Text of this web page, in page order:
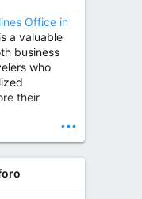
return to an
in Kondapur | Dr. M. Ranganath Reddy
Office in
is a valuable
business
who
their
•••